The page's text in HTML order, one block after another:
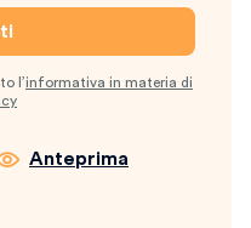
l’informativa in materia di
Anteprima